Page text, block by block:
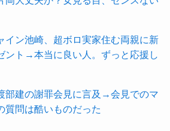
イン池崎、超ボロ実家住む両親に新
ント→本当に良い人。ずっと応援し
部建の謝罪会見に言及→会見でのマ
質問は酷いものだった